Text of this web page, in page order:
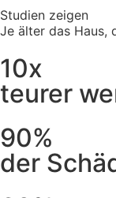
Studien zeigen
Je älter das Haus,
10x
teurer
90%
der